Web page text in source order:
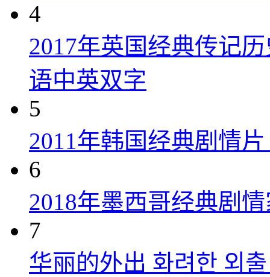
4
2017年英国经典传记
语中英双字
5
2011年韩国经典剧情
6
2018年墨西哥经典剧
7
华丽的外出 화려한 외